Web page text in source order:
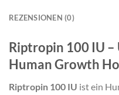
REZENSIONEN (0)
Riptropin 100 IU
Human Growth
Riptropin 100 IU ist ein